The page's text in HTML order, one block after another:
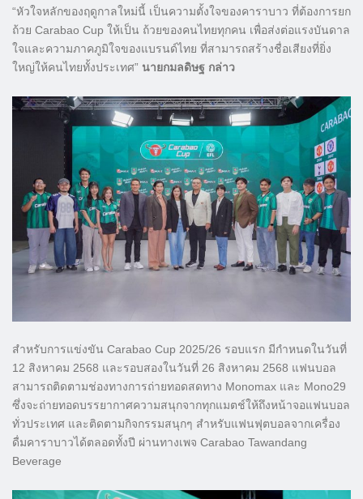
“หัวใจหลักของฤดูกาลใหม่นี้ เป็นความตั้งใจของคาราบาว ที่ต้องการยก
ถ้วย Carabao Cup ให้เป็น ถ้วยของคนไทยทุกคน เพื่อส่งต่อแรงบันดาล
ใจและความภาคภูมิใจของแบรนด์ไทย ที่สามารถสร้างชื่อเสียงที่ยิ่ง
ใหญ่ให้คนไทยทั้งประเทศ” นายกมลดิษฐ กล่าว
สำหรับการแข่งขัน Carabao Cup 2025/26 รอบแรก มีกำหนดในวันที่
12 สิงหาคม 2568 และรอบสองในวันที่ 26 สิงหาคม 2568 แฟนบอล
สามารถติดตามช่องทางการถ่ายทอดสดทาง Monomax และ Mono29
ซึ่งจะถ่ายทอดบรรยากาศความสนุกจากทุกแมตช์ให้ถึงหน้าจอแฟนบอล
ทั่วประเทศ และติดตามกิจกรรมสนุกๆ สำหรับแฟนฟุตบอลจากเครื่อง
ดื่มคาราบาวได้ตลอดทั้งปี ผ่านทางเพจ Carabao Tawandang
Beverage